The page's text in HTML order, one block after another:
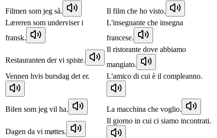
Filmen som jeg så.
Il film che ho visto.
Læreren som underviser i
fransk.
L'insegnante che insegna
francese.
Restauranten der vi spiste.
Il ristorante dove abbiamo
mangiato.
Vennen hvis bursdag det er.
L'amico di cui è il compleanno.
Bilen som jeg vil ha. La macchina che voglio.
Dagen da vi møttes.
Il giorno in cui ci siamo incontrati.